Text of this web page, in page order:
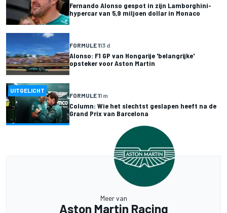
Fernando Alonso gespot in zijn Lamborghini-
hypercar van 5,9 miljoen dollar in Monaco
FORMULE 113 d
Alonso: F1 GP van Hongarije 'belangrijke'
opsteker voor Aston Martin
UITGELICHT
FORMULE 11 m
Column: Wie het slechtst geslapen heeft na de
Grand Prix van Barcelona
Meer van
Aston Martin Racing